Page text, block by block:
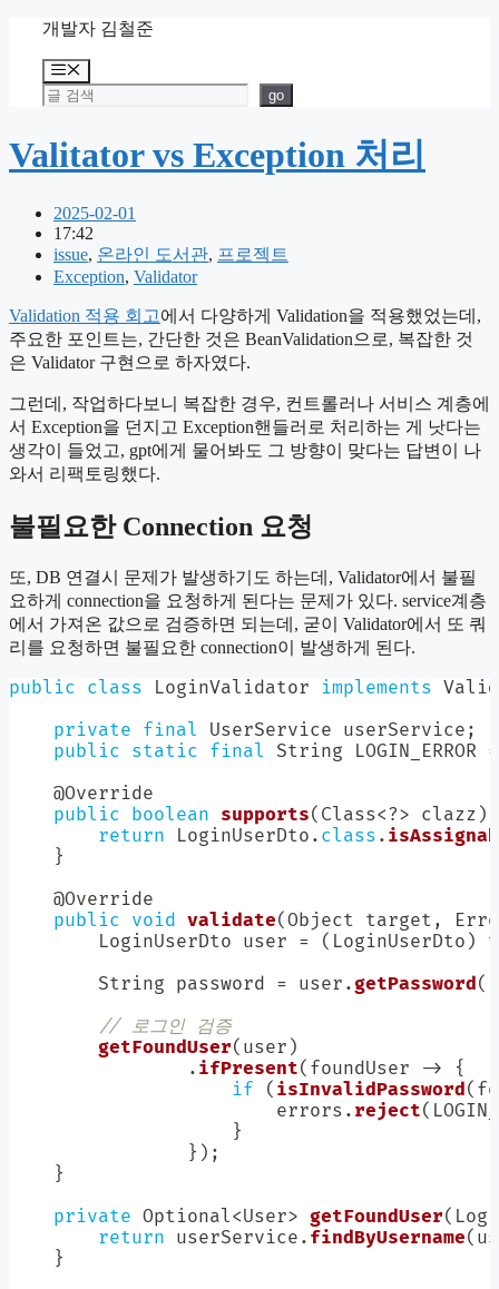
content
개발자 김철준
Menu
검색 go
Valitator vs Exception 처리
2025-02-01
17:42
issue, 온라인 도서관, 프로젝트
Exception, Validator
Validation 적용 회고에서 다양하게 Validation을 적용했었는데,
주요한 포인트는, 간단한 것은 BeanValidation으로, 복잡한 것
은 Validator 구현으로 하자였다.
그런데, 작업하다보니 복잡한 경우, 컨트롤러나 서비스 계층에
서 Exception을 던지고 Exception핸들러로 처리하는 게 낫다는
생각이 들었고, gpt에게 물어봐도 그 방향이 맞다는 답변이 나
와서 리팩토링했다.
불필요한 Connection 요청
또, DB 연결시 문제가 발생하기도 하는데, Validator에서 불필
요하게 connection을 요청하게 된다는 문제가 있다. service계층
에서 가져온 값으로 검증하면 되는데, 굳이 Validator에서 또 쿼
리를 요청하면 불필요한 connection이 발생하게 된다.
public class LoginValidator implements
private final UserService userService ;
public static final String LOGIN_ERROR =
@Override
public boolean supports( Class<?> clazz )
return
LoginUserDto . class .
}
@Override
public void validate( Object target ,
LoginUserDto user = ( LoginUserDto )
String password = user . getPassword(
// 로그인 검증
getFoundUser( user )
. ifPresent( foundUser ->
{
if
( isInvalidPassword(
                        errors
. reject(
}
} ) ;
}
private Optional<User> getFoundUser(
return userService . findByUsername(
}